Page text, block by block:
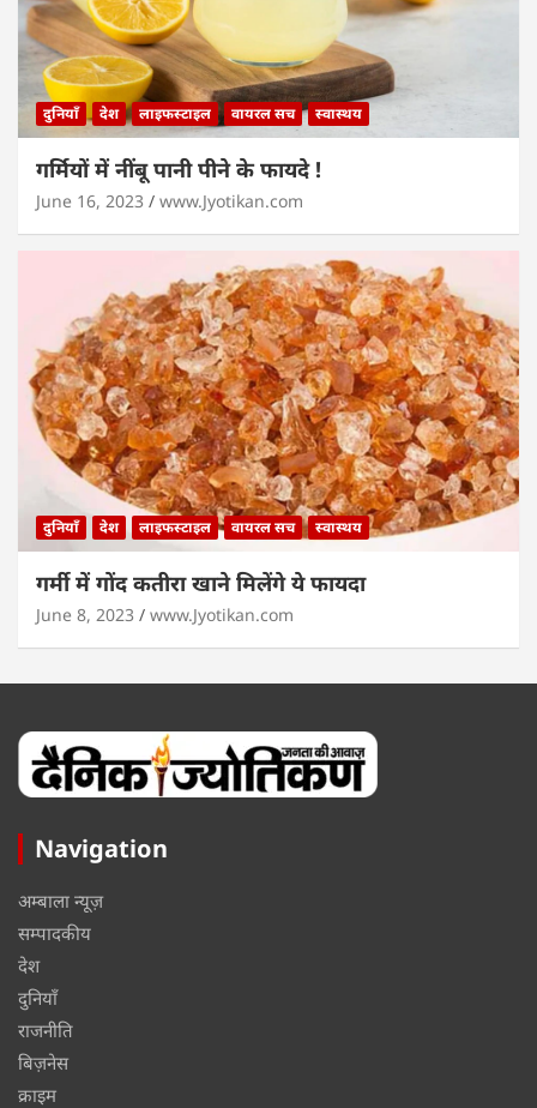
दुनियाँ देश लाइफस्टाइल वायरल सच स्वास्थय
गर्मियों में नींबू पानी पीने के फायदे !
June 16, 2023 www.Jyotikan.com
दुनियाँ देश लाइफस्टाइल वायरल सच स्वास्थय
गर्मी में गोंद कतीरा खाने मिलेंगे ये फायदा
June 8, 2023 www.Jyotikan.com
Navigation
अम्बाला न्यूज़
सम्पादकीय
देश
दुनियाँ
राजनीति
बिज़नेस
क्राइम